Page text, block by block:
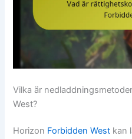
Vilka är
West?
Horizon Forbidden West kan